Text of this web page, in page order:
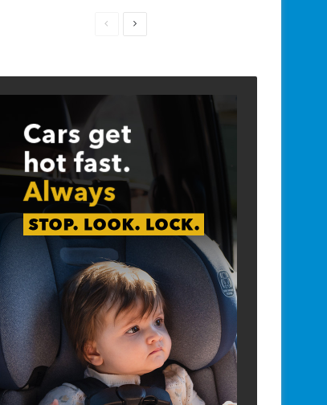
PreviousNext